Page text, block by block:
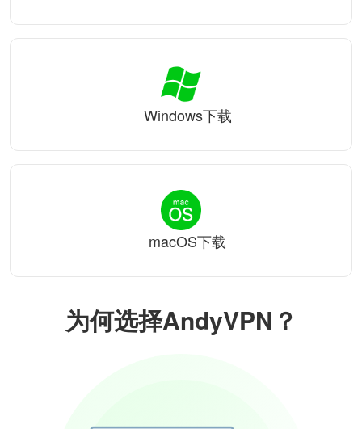
为何选择AndyVPN？
Windows下载
macOS下载